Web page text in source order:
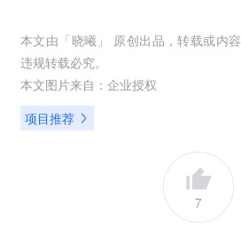
本文由「 晓曦 」 原创出品，转载或内
违规转载必究。
本文图片来自： 企业授权
项目推荐
7